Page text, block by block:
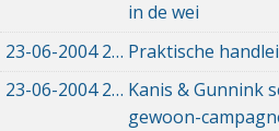
in de wei
23-06-200423-06-2004 00:00
Praktische
23-06-200423-06-2004 00:00
Kanis & Gunnink
gewoon-